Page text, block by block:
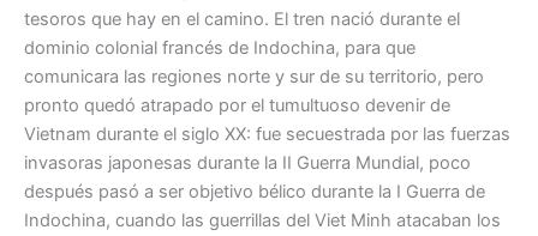
tesoros que hay en el camino. El tren nació durante el
dominio colonial francés de Indochina, para que
comunicara las regiones norte y sur de su territorio, pero
pronto quedó atrapado por el tumultuoso devenir de
Vietnam durante el siglo XX: fue secuestrada por las fuerzas
invasoras japonesas durante la II Guerra Mundial, poco
después pasó a ser objetivo bélico durante la I Guerra de
Indochina, cuando las guerrillas del Viet Minh atacaban los